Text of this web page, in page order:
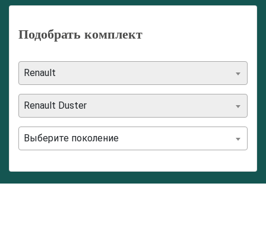
Подобрать комплект
Renault
Renault Duster
Выберите поколение